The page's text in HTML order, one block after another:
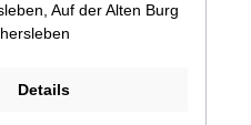
Auf der Alten Burg
Details